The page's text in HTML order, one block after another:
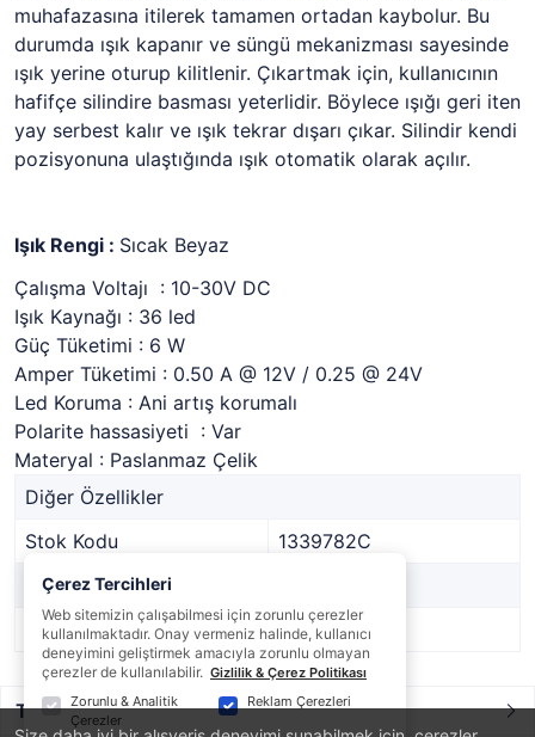
muhafazasına itilerek tamamen ortadan kaybolur. Bu
durumda ışık kapanır ve süngü mekanizması sayesinde
ışık yerine oturup kilitlenir. Çıkartmak için, kullanıcının
hafifçe silindire basması yeterlidir. Böylece ışığı geri iten
yay serbest kalır ve ışık tekrar dışarı çıkar. Silindir kendi
pozisyonuna ulaştığında ışık otomatik olarak açılır.
Işık Rengi : Sıcak Beyaz
Çalışma Voltajı : 10-30V DC
Işık Kaynağı : 36 led
Güç Tüketimi : 6 W
Amper Tüketimi : 0.50 A @ 12V / 0.25 @ 24V
Led Koruma : Ani artış korumalı
Polarite hassasiyeti : Var
Materyal : Paslanmaz Çelik
Diğer Özellikler
Stok Kodu
1339782C
Marka
Stok Durumu
Var
Taksit / Ödeme Seçenekleri
Çerez Tercihleri
Web sitemizin çalışabilmesi için zorunlu çerezler
kullanılmaktadır. Onay vermeniz halinde, kullanıcı
deneyimini geliştirmek amacıyla zorunlu olmayan
çerezler de kullanılabilir. Gizlilik & Çerez Politikası
Zorunlu & Analitik
Çerezler
Reklam Çerezleri